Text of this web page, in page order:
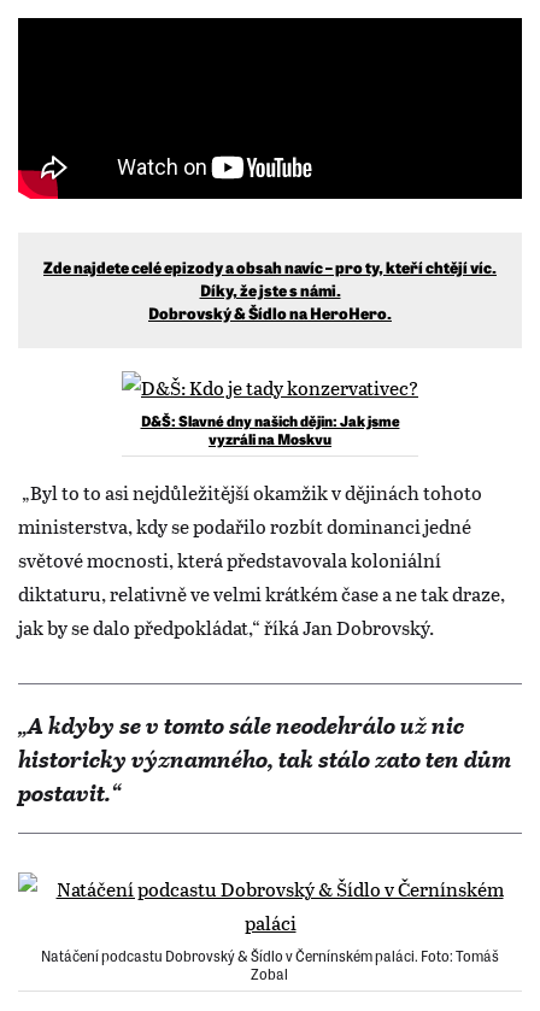
Zde najdete celé epizody a obsah navíc – pro ty, kteří chtějí víc.
Díky, že jste s námi.
Dobrovský & Šídlo na HeroHero.
D&Š: Slavné dny našich dějin: Jak jsme
vyzráli na Moskvu
„Byl to to asi nejdůležitější okamžik v dějinách tohoto
ministerstva, kdy se podařilo rozbít dominanci jedné
světové mocnosti, která představovala koloniální
diktaturu, relativně ve velmi krátkém čase a ne tak draze,
jak by se dalo předpokládat,“ říká Jan Dobrovský.
„A kdyby se v tomto sále neodehrálo už nic
historicky významného, tak stálo zato ten dům
postavit.“
Natáčení podcastu Dobrovský & Šídlo v Černínském paláci. Foto: Tomáš
Zobal